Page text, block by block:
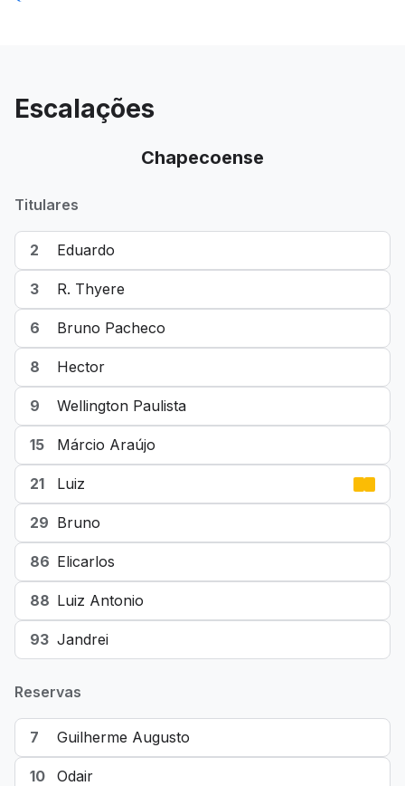
Escalações
Chapecoense
Titulares
2 Eduardo
3 R. Thyere
6 Bruno Pacheco
8 Hector
9 Wellington Paulista
15 Márcio Araújo
21 Luiz
29 Bruno
86 Elicarlos
88 Luiz Antonio
93 Jandrei
Reservas
7 Guilherme Augusto
10 Odair